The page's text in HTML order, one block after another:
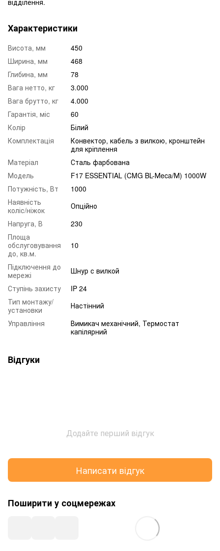
відділення.
Характеристики
Висота, мм
450
Ширина, мм
468
Глибина, мм
78
Вага нетто, кг
3.000
Вага брутто, кг
4.000
Гарантія, міс
60
Колір
Білий
Комплектація
Конвектор, кабель з вилкою, кронштейн
для кріплення
Матеріал
Сталь фарбована
Модель
F17 ESSENTIAL (CMG BL-Мeca/М) 1000W
Потужність, Вт
1000
Наявність
коліс/ніжок
Опційно
Напруга, В
230
Площа
обслуговування
до, кв.м.
10
Підключення до
мережі
Шнур с вилкой
Ступінь захисту
IP 24
Тип монтажу/
установки
Настінний
Управління
Вимикач механічний, Термостат
капілярний
Відгуки
Додайте перший відгук
Написати відгук
Поширити у соцмережах